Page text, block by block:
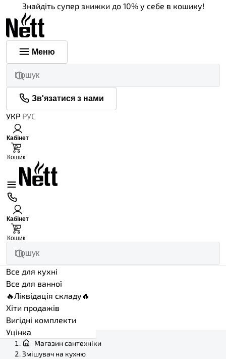
Знайдіть супер знижки до 10% у себе в кошику!
Меню
Зв'язатися з нами
УКР РУС
Кабінет
0
Кошик
Кабінет
0
Кошик
Все для кухні
Все для ванної
🔥Ліквідація складу🔥
Хіти продажів
Вигідні комплекти
Уцінка
Магазин сантехніки
Змішувач на кухню